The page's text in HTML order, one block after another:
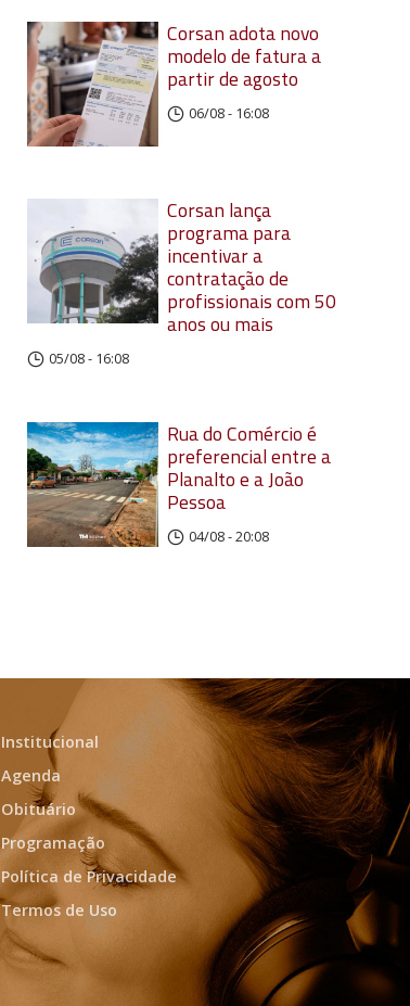
Corsan adota novo
modelo de fatura a
partir de agosto
06/08 - 16:08
Corsan lança
programa para
incentivar a
contratação de
profissionais com 50
anos ou mais
05/08 - 16:08
Rua do Comércio é
preferencial entre a
Planalto e a João
Pessoa
04/08 - 20:08
Institucional
Agenda
Obituário
Programação
Política de Privacidade
Termos de Uso